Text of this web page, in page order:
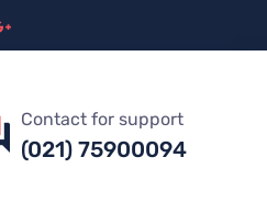
Contact for support
(021) 75900094